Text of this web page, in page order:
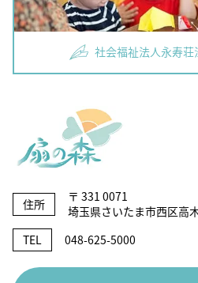
社会福祉法人永寿荘
住所
〒 331 0071
埼玉県さいたま市西区高
TEL
048-625-5000